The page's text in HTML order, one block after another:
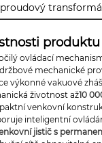
proudový
produktu
ovládací
mechanické
výkonné vakuové
životnost až10
venkovní
inteligentní
jistič s